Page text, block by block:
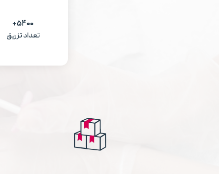
۵۴۰۰+
تعداد تزریق